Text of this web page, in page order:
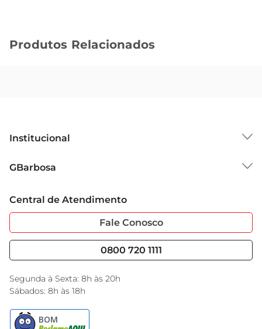
Produtos Relacionados
Institucional
Grupo Cencosud
Sobre Privacidade
Portal do Fornecedo
Nossas Lojas
GBarbosa
Garantia Estendida
Serviços
Black Friday
Encarte do Dia
Central de Atendimento
Fale Conosco
0800 720 1111
Segunda à Sexta: 8h às 20h
Sábados: 8h às 18h